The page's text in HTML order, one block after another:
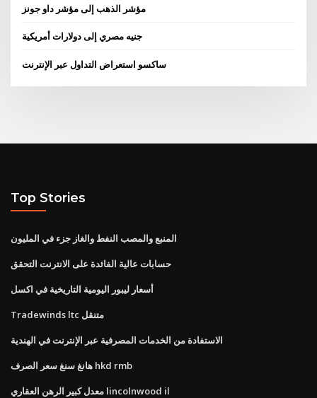
مؤشر الذهب إلى مؤشر داو جونز
جنيه مصري إلى دولارات أمريكية
ساكسو استعراض التداول عبر الإنترنت
Top Stories
المنبع والمصب النفط والغاز جزء في المليون
حسابات عالية الفائدة على الانترنت التحقق
أسعار ليبور اليومية التاريخية في اكسل
Tradewinds ltc متنقل
الاستفادة من الخدمات المصرفية عبر الإنترنت في الهندية
هانغ سنغ سعر الصرف hkd rmb
معدل كبير الرهن العقاري lincolnwood il